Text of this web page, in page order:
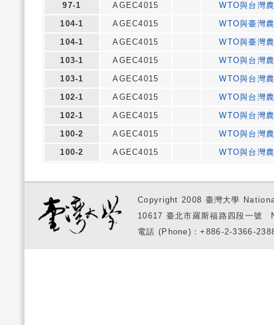
97-1
AGEC4015
WTO與台灣
104-1
AGEC4015
WTO與臺灣
104-1
AGEC4015
WTO與臺灣
103-1
AGEC4015
WTO與台灣
103-1
AGEC4015
WTO與台灣
102-1
AGEC4015
WTO與台灣
102-1
AGEC4015
WTO與台灣
100-2
AGEC4015
WTO與台灣
100-2
AGEC4015 WTO與台灣
Copyright 2008 臺灣大學
10617 臺北市羅斯福路四段一
電話 (Phone)：+886-2-3366-